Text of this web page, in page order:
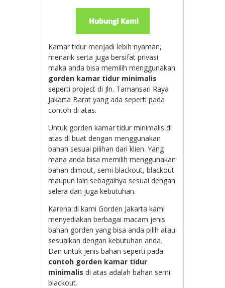
Kamar tidur menjadi lebih nyaman,
menarik serta juga bersifat privasi
maka anda bisa memilih menggunakan
gorden kamar tidur minimalis
seperti project di Jln. Tamansari Raya
Jakarta Barat yang ada seperti pada
contoh di atas.
Untuk gorden kamar tidur minimalis di
atas di buat dengan menggunakan
bahan sesuai pilihan dari klien. Yang
mana anda bisa memilih menggunakan
bahan dimout, semi blackout, blackout
maupun lain sebagainya sesuai dengan
selera dan juga kebutuhan.
Karena di kami Gorden Jakarta kami
menyediakan berbagai macam jenis
bahan gorden yang bisa anda pilih atau
sesuaikan dengan kebutuhan anda.
Dan untuk jenis bahan seperti pada
contoh gorden kamar tidur
minimalis di atas adalah bahan semi
blackout.